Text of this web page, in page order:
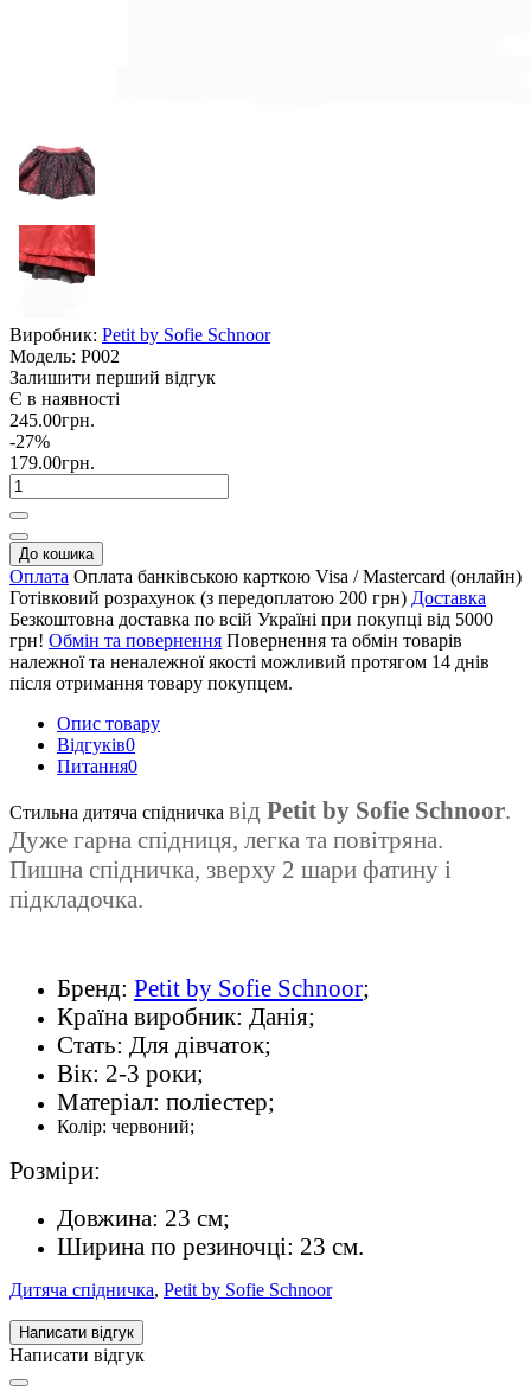
Виробник: Petit by Sofie Schnoor
Модель: P002
Залишити перший відгук
Є в наявності
245.00грн.
-27%
179.00грн.
До кошика
Оплата Оплата банківською карткою Visa / Mastercard (онлайн)
Готівковий розрахунок (з передоплатою 200 грн) Доставка
Безкоштовна доставка по всій Україні при покупці від 5000
грн! Обмін та повернення Повернення та обмін товарів
належної та неналежної якості можливий протягом 14 днів
після отримання товару покупцем.
Опис товару
Відгуків0
Питання0
Стильна дитяча спідничка від Petit by Sofie Schnoor.
Дуже гарна спідниця, легка та повітряна.
Пишна спідничка, зверху 2 шари фатину і
підкладочка.
Бренд: Petit by Sofie Schnoor;
Країна виробник: Данія;
Стать: Для дівчаток;
Вік: 2-3 роки;
Матеріал: поліестер;
Колір: червоний;
Розміри:
Довжина: 23 см;
Ширина по резиночці: 23 см.
Дитяча спідничка, Petit by Sofie Schnoor
Написати відгук
Написати відгук